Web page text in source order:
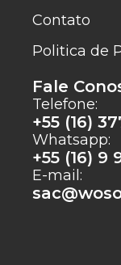
Contato
Politica de
Fale
Telefone:
+55 (16)
Whatsapp:
+55 (16) 9
E-mail: